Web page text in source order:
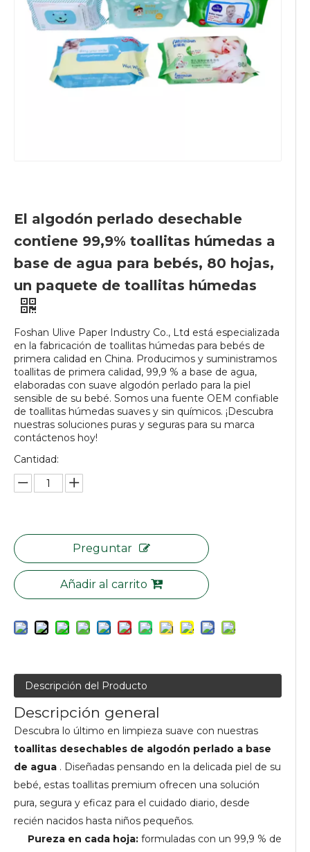
El algodón perlado desechable
contiene 99,9% toallitas húmedas a
base de agua para bebés, 80 hojas,
un paquete de toallitas húmedas
Foshan Ulive Paper Industry Co., Ltd está especializada
en la fabricación de toallitas húmedas para bebés de
primera calidad en China. Producimos y suministramos
toallitas de primera calidad, 99,9 % a base de agua,
elaboradas con suave algodón perlado para la piel
sensible de su bebé. Somos una fuente OEM confiable
de toallitas húmedas suaves y sin químicos. ¡Descubra
nuestras soluciones puras y seguras para su marca
contáctenos hoy!
Cantidad:
Preguntar
Añadir al carrito
Descripción del Producto
Descripción general
Descubra lo último en limpieza suave con nuestras
toallitas desechables de algodón perlado a base
de agua . Diseñadas pensando en la delicada piel de su
bebé, estas toallitas premium ofrecen una solución
pura, segura y eficaz para el cuidado diario, desde
recién nacidos hasta niños pequeños.
Pureza en cada hoja: formuladas con un 99,9 % de